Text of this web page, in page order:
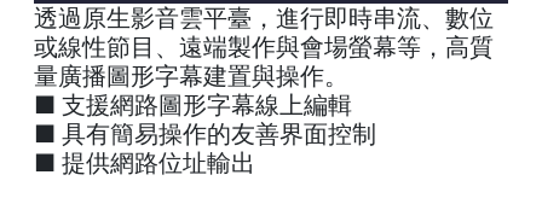
透過原生影音雲平臺，進行即時串流、數位
或線性節目、遠端製作與會場螢幕等，高質
量廣播圖形字幕建置與操作。
■ 支援網路圖形字幕線上編輯
■ 具有簡易操作的友善界面控制
■ 提供網路位址輸出